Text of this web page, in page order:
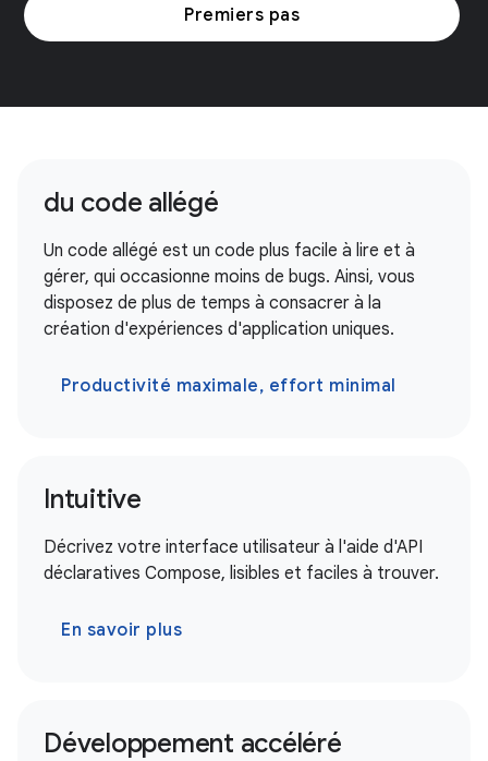
Premiers pas
du code allégé
Un code allégé est un code plus facile à lire et à
gérer, qui occasionne moins de bugs. Ainsi, vous
disposez de plus de temps à consacrer à la
création d'expériences d'application uniques.
Productivité maximale, effort minimal
Intuitive
Décrivez votre interface utilisateur à l'aide d'API
déclaratives Compose, lisibles et faciles à trouver.
En savoir plus
Développement accéléré